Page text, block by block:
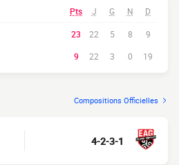
Pts J G N D
23 22 5 8
9
9 22 3 0 19
Compositions Officielles
4-2-3-1